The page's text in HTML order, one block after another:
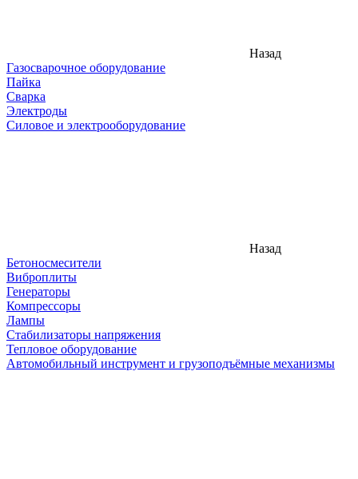
Назад
Газосварочное оборудование
Пайка
Сварка
Электроды
Силовое и электрооборудование
Назад
Бетоносмесители
Виброплиты
Генераторы
Компрессоры
Лампы
Стабилизаторы напряжения
Тепловое оборудование
Автомобильный инструмент и грузоподъёмные механизмы